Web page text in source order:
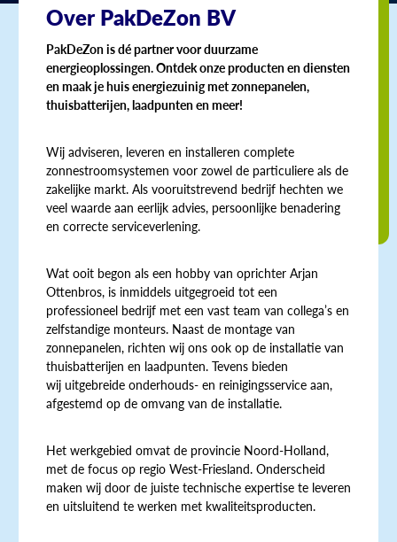
Over PakDeZon BV
PakDeZon is dé partner voor duurzame
energieoplossingen. Ontdek onze producten en diensten
en maak je huis energiezuinig met zonnepanelen,
thuisbatterijen, laadpunten en meer!
Wij adviseren, leveren en installeren complete
zonnestroomsystemen voor zowel de particuliere als de
zakelijke markt. Als vooruitstrevend bedrijf hechten we
veel waarde aan eerlijk advies, persoonlijke benadering
en correcte serviceverlening.
Wat ooit begon als een hobby van oprichter Arjan
Ottenbros, is inmiddels uitgegroeid tot een
professioneel bedrijf met een vast team van collega’s en
zelfstandige monteurs. Naast de montage van
zonnepanelen, richten wij ons ook op de installatie van
thuisbatterijen en laadpunten. Tevens bieden
wij uitgebreide onderhouds- en reinigingsservice aan,
afgestemd op de omvang van de installatie.
Het werkgebied omvat de provincie Noord-Holland,
met de focus op regio West-Friesland. Onderscheid
maken wij door de juiste technische expertise te leveren
en uitsluitend te werken met kwaliteitsproducten.